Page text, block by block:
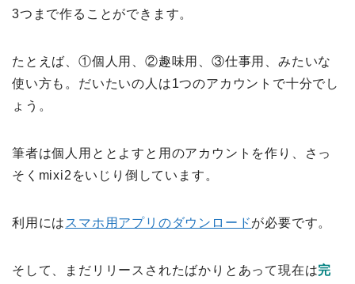
3つまで作ることができます。
たとえば、①個人用、②趣味用、③仕事用、みたいな
使い方も。だいたいの人は1つのアカウントで十分でし
ょう。
筆者は個人用ととよすと用のアカウントを作り、さっ
そくmixi2をいじり倒しています。
利用には スマホ用アプリのダウンロードが必要です。
そして、まだリリースされたばかりとあって現在は完